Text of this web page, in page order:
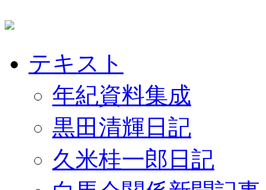
テキスト
年紀資料集成
黒田清輝日記
久米桂一郎日記